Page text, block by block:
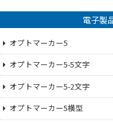
電子製
オプトマーカー5
オプトマーカー5-5文字
オプトマーカー5-2文字
オプトマーカー5横型